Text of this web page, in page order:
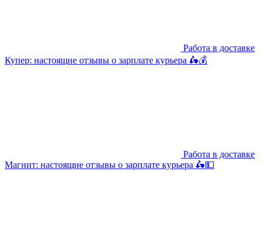
Работа в доставке
Купер: настоящие отзывы о зарплате курьера 🛵💰
Работа в доставке
Магнит: настоящие отзывы о зарплате курьера 🛵💵